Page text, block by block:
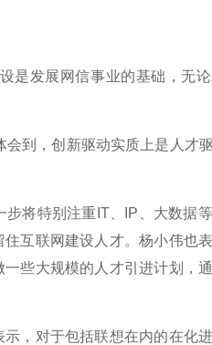
发展网信事业的基础，无
到，创新驱动实质上是人才
将特别注重IT、IP、大数据
互联网建设人才。杨小伟也
些大规模的人才引进计划，
，对于包括联想在内的在化